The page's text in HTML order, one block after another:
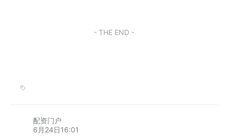
- THE END -
配资门户
6月24日16:01